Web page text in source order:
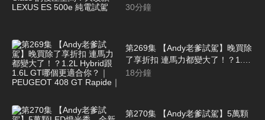
大改款 LEXUS ES 500e 純電試駕
30分鐘
第269集 【Andy老爹試駕】晚買除
了享折扣 連馬力都變大了！？1.2L
Hybrid跟1.6L GT哪個更適合你？
18分鐘
第270集 【Andy老爹試駕】5萬顆